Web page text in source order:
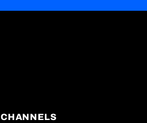
CHANNELS